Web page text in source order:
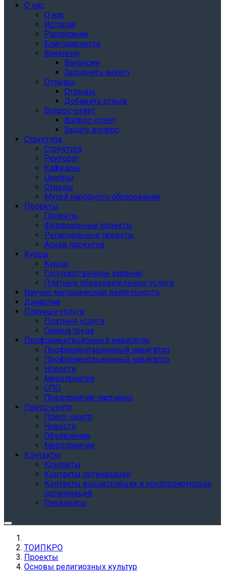
О нас
О нас
История
Расписание
Благодарности
Вакансии
Вакансии
Заполнить анкету
Отзывы
Отзывы
Добавить отзыв
Вопрос-ответ
Вопрос-ответ
Задать вопрос
Структура
Структура
Ректорат
Кафедры
Центры
Отделы
Музей народного образования
Проекты
Проекты
Федеральные проекты
Региональные проекты
Архив проектов
Курсы
Курсы
Государственное задание
Платные образовательные услуги
Научно-методическая деятельность
Династии
Платные услуги
Платные услуги
Охрана труда
Профориентационный навигатор
Профориентационный навигатор
Профориентационный навигатор
Новости
Мероприятия
СПО
Предприятия-партнёры
Пресс-центр
Пресс-центр
Новости
Объявления
Мероприятия
Контакты
Контакты
Контакты организации
Контакты вышестоящих и контролирующих
организаций
Реквизиты
ТОИПКРО
Проекты
Основы религиозных культур